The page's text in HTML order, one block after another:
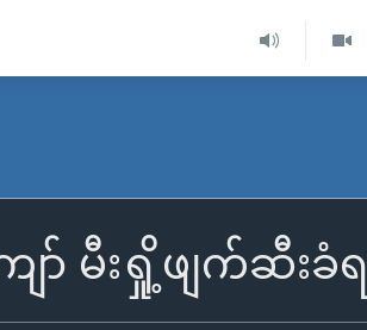
ော် မီးရှို့ဖျက်ဆီးခံရ